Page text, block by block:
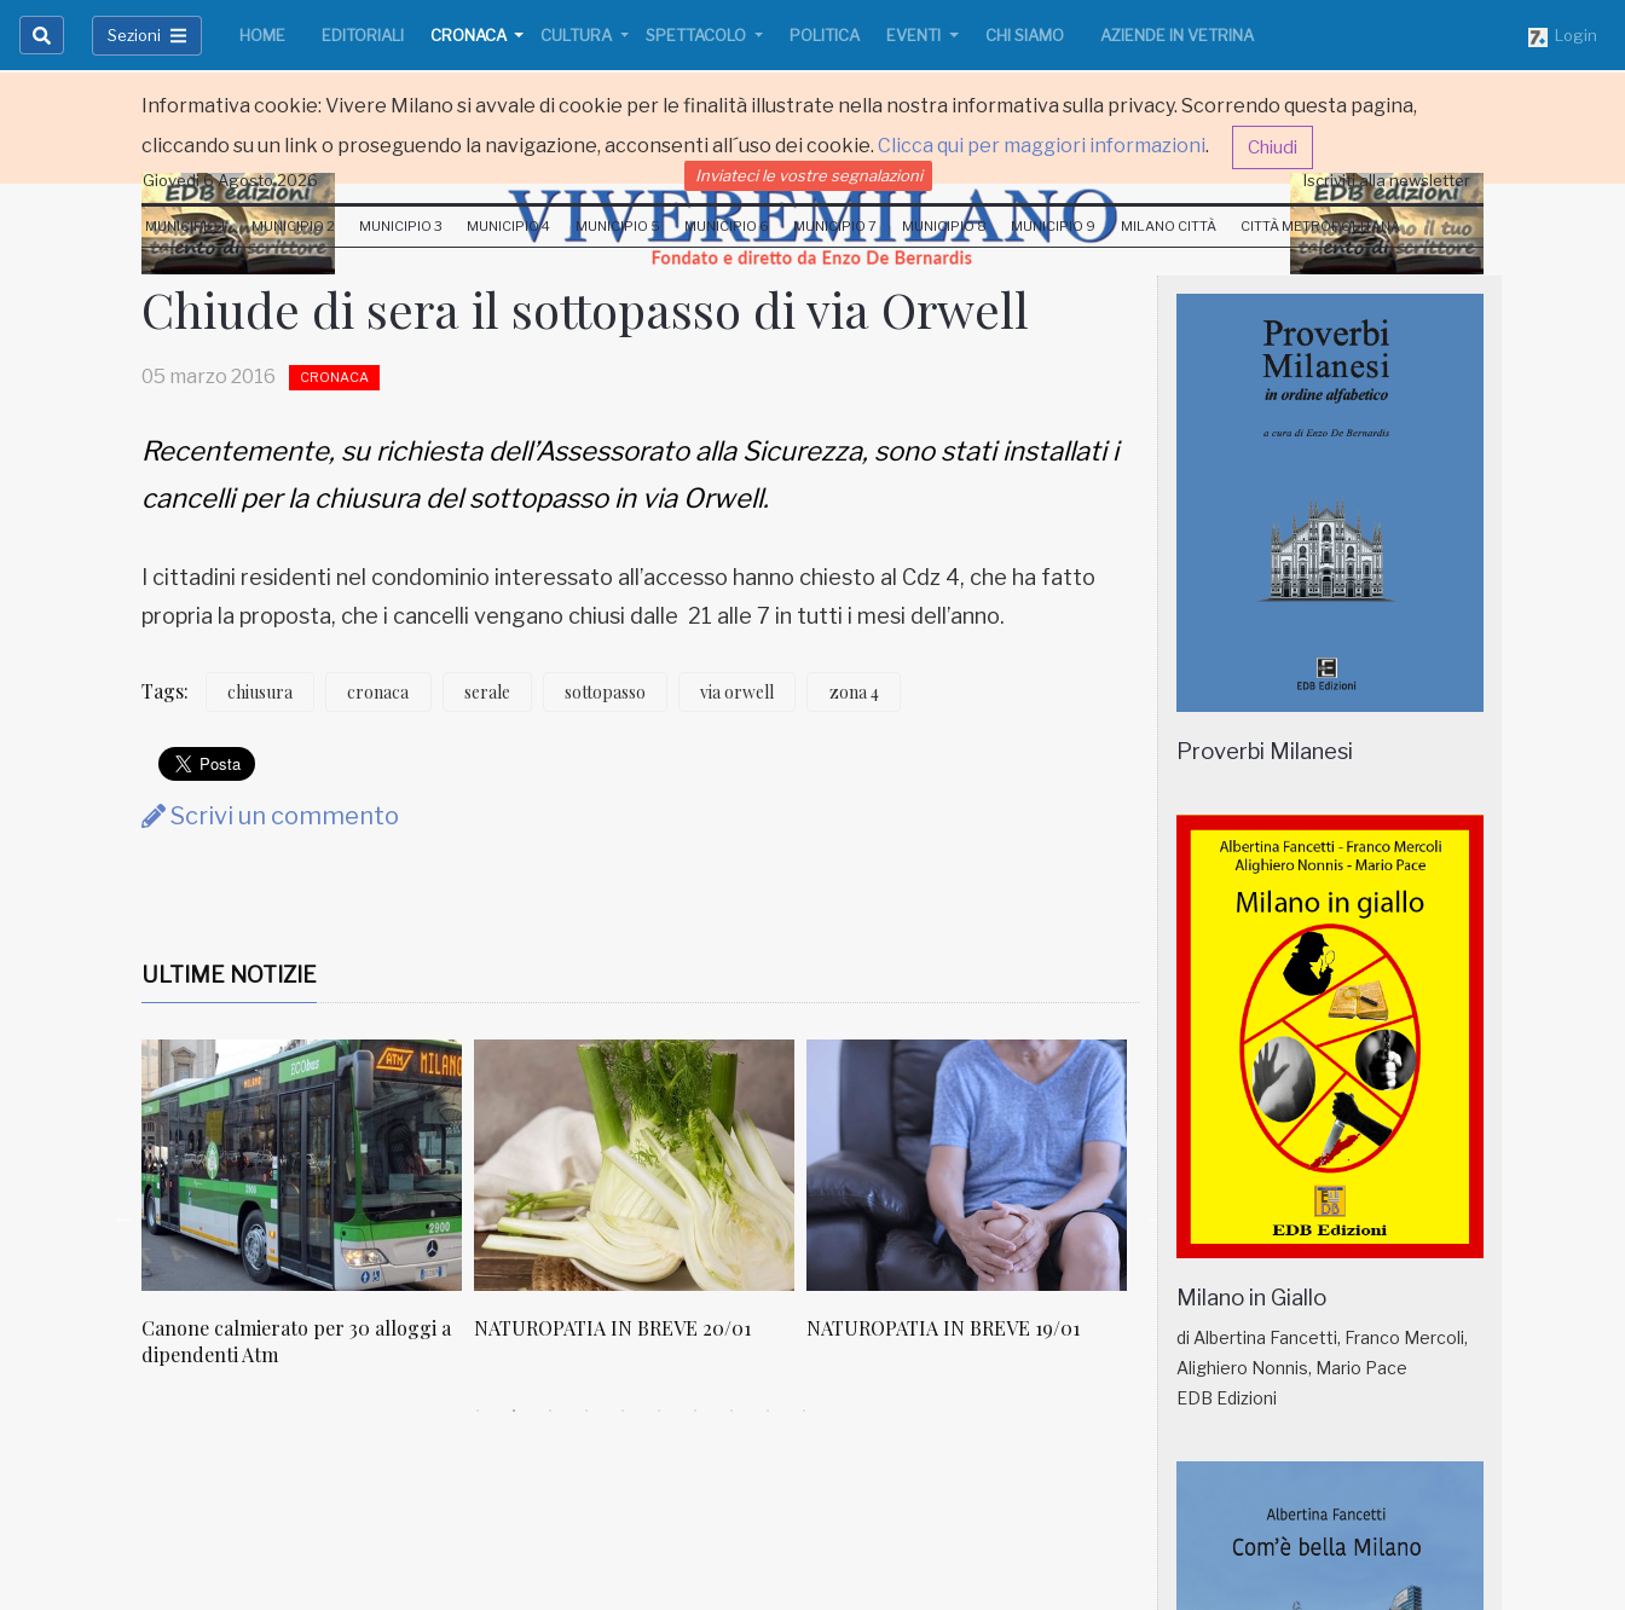
Informativa cookie: Vivere Milano si avvale di cookie per le finalità illustrate nella nostra informativa sulla privacy. Scorrendo questa pagina,
cliccando su un link o proseguendo la navigazione, acconsenti all´uso dei cookie. Clicca qui per maggiori informazioni. Chiudi
Sezioni HOME EDITORIALI CRONACA CULTURA SPETTACOLO POLITICA EVENTI CHI SIAMO AZIENDE IN VETRINA Login
Inviateci le vostre segnalazioni
Imbonati, 89 20159 Milano (Italia)
Giovedi 6 Agosto 2026 Inviateci le vostre segnalazioni Iscriviti alla newsletter
MUNICIPIO 1 MUNICIPIO 2 MUNICIPIO 3 MUNICIPIO 4 MUNICIPIO 5 MUNICIPIO 6 MUNICIPIO 7 MUNICIPIO 8 MUNICIPIO 9 MILANO CITTÀ CITTÀ METROPOLITANA
Chiude di sera il sottopasso di via Orwell
05 marzo 2016 CRONACA
Recentemente, su richiesta dell’Assessorato alla Sicurezza, sono stati installati i
cancelli per la chiusura del sottopasso in via Orwell.
I cittadini residenti nel condominio interessato all’accesso hanno chiesto al Cdz 4, che ha fatto
propria la proposta, che i cancelli vengano chiusi dalle 21 alle 7 in tutti i mesi dell’anno.
Tags: chiusura cronaca serale sottopasso via orwell zona 4
Scrivi un commento
ULTIME NOTIZIE
Canone calmierato per 30 alloggi a
dipendenti Atm
NATUROPATIA IN BREVE 20/01 NATUROPATIA IN BREVE 19/01 NATUROPATIA IN BREVE 18/01
Proverbi Milanesi
Milano in Giallo
di Albertina Fancetti, Franco Mercoli,
Alighiero Nonnis, Mario Pace
EDB Edizioni